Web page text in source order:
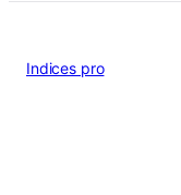
Indices pro